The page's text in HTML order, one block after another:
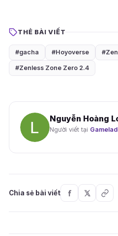
THẺ BÀI VIẾT
#gacha #Hoyoverse
#Zenless Zone Zero 2.4
Nguyễn Hoàng
Người viết tại
Chia sẻ bài viết